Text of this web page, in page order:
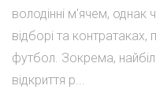
володінні м'ячем, однак
відборі та
футбол. Зокрема,
відкриття р...